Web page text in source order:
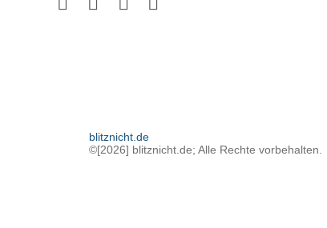
blitznicht.de
©[2026] blitznicht.de; Alle Rechte vorbehalten.